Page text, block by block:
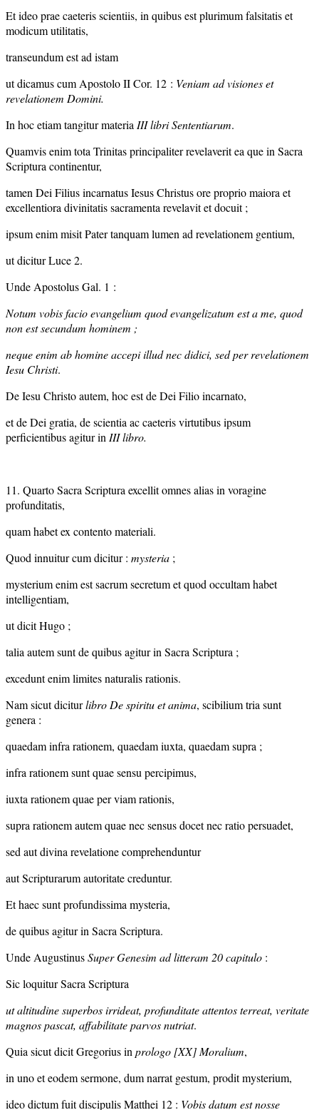
Et ideo prae caeteris scientiis, in quibus est plurimum falsitatis et
modicum utilitatis,
transeundum est ad istam
ut dicamus cum Apostolo II Cor. 12 : Veniam ad visiones et
revelationem Domini.
In hoc etiam tangitur materia III libri Sententiarum.
Quamvis enim tota Trinitas principaliter revelaverit ea que in Sacra
Scriptura continentur,
tamen Dei Filius incarnatus Iesus Christus ore proprio maiora et
excellentiora divinitatis sacramenta revelavit et docuit ;
ipsum enim misit Pater tanquam lumen ad revelationem gentium,
ut dicitur Luce 2.
Unde Apostolus Gal. 1 :
Notum vobis facio evangelium quod evangelizatum est a me, quod
non est secundum hominem ;
neque enim ab homine accepi illud nec didici, sed per revelationem
Iesu Christi.
De Iesu Christo autem, hoc est de Dei Filio incarnato,
et de Dei gratia, de scientia ac caeteris virtutibus ipsum
perficientibus agitur in III libro.
11. Quarto Sacra Scriptura excellit omnes alias in voragine
profunditatis,
quam habet ex contento materiali.
Quod innuitur cum dicitur : mysteria ;
mysterium enim est sacrum secretum et quod occultam habet
intelligentiam,
ut dicit Hugo ;
talia autem sunt de quibus agitur in Sacra Scriptura ;
excedunt enim limites naturalis rationis.
Nam sicut diciturlibro De spiritu et anima, scibilium tria sunt
genera :
quaedam infra rationem, quaedam iuxta, quaedam supra ;
infra rationem sunt quae sensu percipimus,
iuxta rationem quae per viam rationis,
supra rationem autem quae nec sensus docet nec ratio persuadet,
sed aut divina revelatione comprehenduntur
aut Scripturarum autoritate creduntur.
Et haec sunt profundissima mysteria,
de quibus agitur in Sacra Scriptura.
Unde AugustinusSuper Genesim ad litteram 20 capitulo :
Sic loquitur Sacra Scriptura
ut altitudine superbos irrideat, profunditate attentos terreat, veritate
magnos pascat, affabilitate parvos nutriat.
Quia sicut dicit Gregorius in prologo [XX] Moralium,
in uno et eodem sermone, dum narrat gestum, prodit mysterium,
ideo dictum fuit discipulis Matthei 12 : Vobis datum est nosse